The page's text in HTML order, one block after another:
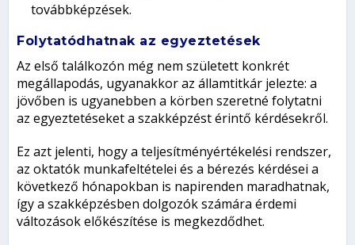
továbbképzések.
Folytatódhatnak az egyeztetések
Az első találkozón még nem született konkrét
megállapodás, ugyanakkor az államtitkár jelezte: a
jövőben is ugyanebben a körben szeretné folytatni
az egyeztetéseket a szakképzést érintő kérdésekről.
Ez azt jelenti, hogy a teljesítményértékelési rendszer,
az oktatók munkafeltételei és a bérezés kérdései a
következő hónapokban is napirenden maradhatnak,
így a szakképzésben dolgozók számára érdemi
változások előkészítése is megkezdődhet.